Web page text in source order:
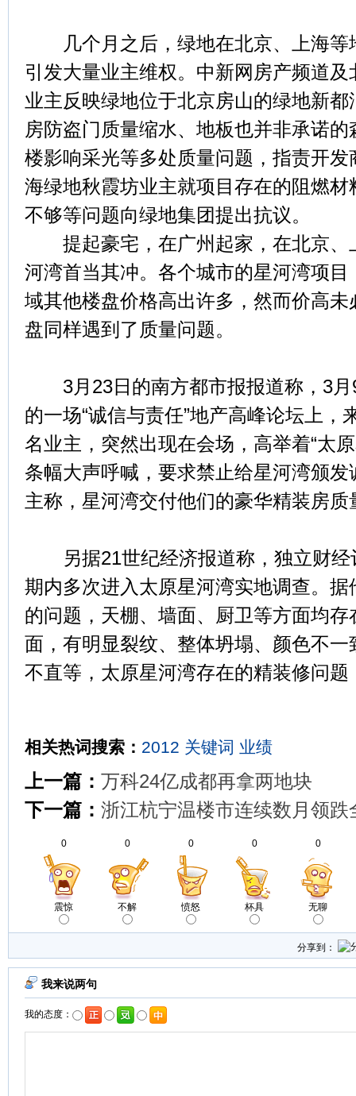
几个月之后，绿地在北京、上海等
引发大量业主维权。中新网房产频道
业主反映绿地位于北京房山的绿地新都
房防盗门质量缩水、地板也并非承诺
楼影响采光等多处质量问题，指责开
海绿地秋霞坊业主就项目存在的阻燃
不够等问题向绿地集团提出抗议。
提起豪宅，在广州起家，在北京、
河湾首当其冲。各个城市的星河湾项
域其他楼盘价格高出许多，然而价高
盘同样遇到了质量问题。
3月23日的南方都市报报道称，3月
的一场“诚信与责任”地产高峰论坛上，
名业主，突然出现在会场，高举着“太
条幅大声呼喊，要求禁止给星河湾颁
主称，星河湾交付他们的豪华精装房质
另据21世纪经济报道称，独立财经
期内多次进入太原星河湾实地调查。
的问题，天棚、墙面、厨卫等方面均
面，有明显裂纹、整体坍塌、颜色不
不直等，太原星河湾存在的精装修问题
相关热词搜索： 2012 关键词 业绩
上一篇： 万科24亿成都再拿两地块
下一篇： 浙江杭宁温楼市连续数月领跌
0
震惊
0
不解
0
愤怒
0
杯具
0
无聊
分享到：